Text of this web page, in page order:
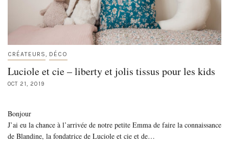
CRÉATEURS DÉCO
Luciole et cie – liberty et jolis tissus pour les kids
OCT 21, 2019
Bonjour
J’ai eu la chance à l’arrivée de notre petite Emma de faire la connaissance
de Blandine, la fondatrice de Luciole et cie et de…